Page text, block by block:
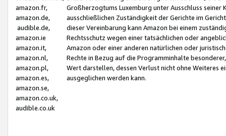
amazon.fr,
amazon.de,
audible.de,
amazon.ie
amazon.it,
amazon.nl,
amazon.pl,
amazon.es,
amazon.se,
amazon.co.uk,
audible.co.uk
Großherzogtums Luxemburg unter Ausschluss
ausschließlichen Zuständigkeit der Gerichte im
dieser Vereinbarung kann Amazon bei einem
Rechtsschutz wegen einer tatsächlichen oder
Amazon oder einer anderen natürlichen oder
Rechte in Bezug auf die Programminhalte
Wert darstellen, dessen Verlust nicht ohne Weiteres
ausgeglichen werden kann.